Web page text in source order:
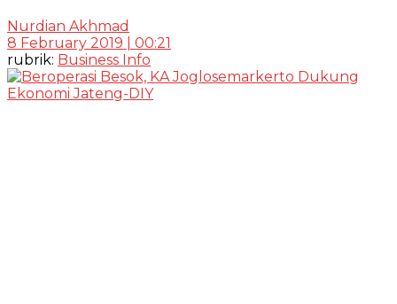
Nurdian Akhmad
8 February 2019 | 00:21
rubrik: Business Info